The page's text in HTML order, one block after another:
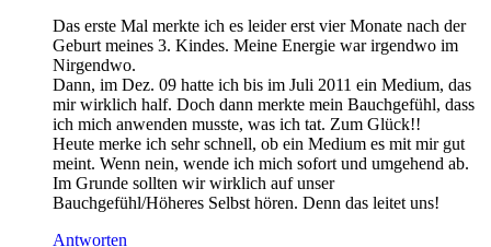
Das erste Mal merkte ich es leider erst vier Monate nach der
Geburt meines 3. Kindes. Meine Energie war irgendwo im
Nirgendwo.
Dann, im Dez. 09 hatte ich bis im Juli 2011 ein Medium, das
mir wirklich half. Doch dann merkte mein Bauchgefühl, dass
ich mich anwenden musste, was ich tat. Zum Glück!!
Heute merke ich sehr schnell, ob ein Medium es mit mir gut
meint. Wenn nein, wende ich mich sofort und umgehend ab.
Im Grunde sollten wir wirklich auf unser
Bauchgefühl/Höheres Selbst hören. Denn das leitet uns!
Antworten